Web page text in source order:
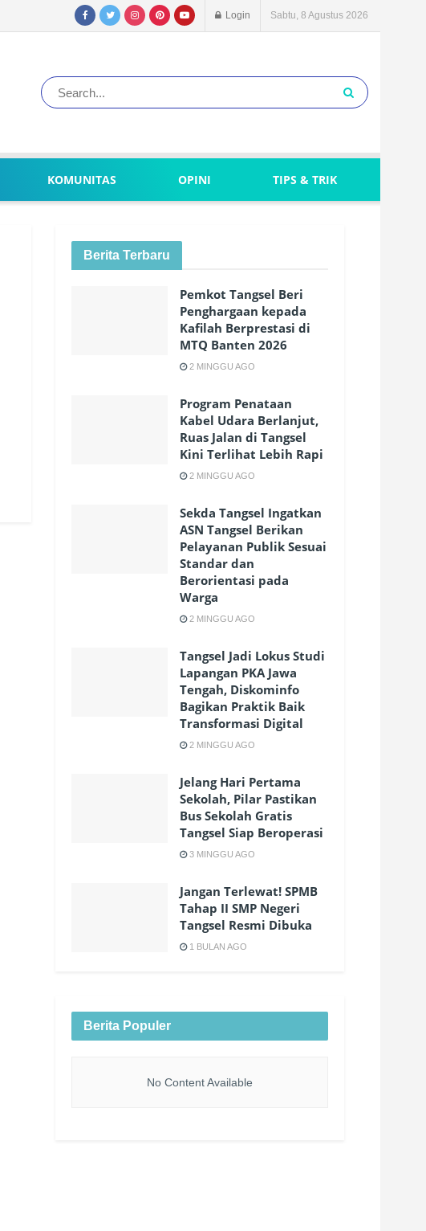
Login Sabtu, 8 Agustus 2026
KOMUNITAS OPINI TIPS & TRIK
Berita Terbaru
Pemkot Tangsel Beri
Penghargaan kepada
Kafilah Berprestasi di
MTQ Banten 2026
2 MINGGU AGO
Program Penataan
Kabel Udara Berlanjut,
Ruas Jalan di Tangsel
Kini Terlihat Lebih Rapi
2 MINGGU AGO
Sekda Tangsel Ingatkan
ASN Tangsel Berikan
Pelayanan Publik Sesuai
Standar dan
Berorientasi pada
Warga
2 MINGGU AGO
Tangsel Jadi Lokus Studi
Lapangan PKA Jawa
Tengah, Diskominfo
Bagikan Praktik Baik
Transformasi Digital
2 MINGGU AGO
Jelang Hari Pertama
Sekolah, Pilar Pastikan
Bus Sekolah Gratis
Tangsel Siap Beroperasi
3 MINGGU AGO
Jangan Terlewat! SPMB
Tahap II SMP Negeri
Tangsel Resmi Dibuka
1 BULAN AGO
Berita Populer
No Content Available